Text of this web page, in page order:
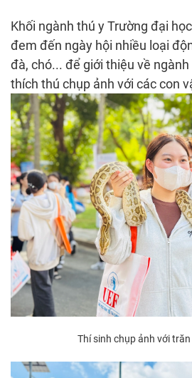
Khối ngành thú y Trường đại
đem đến ngày hội nhiều loại
đà, chó... để giới thiệu về
thích thú chụp ảnh với các con
Thí sinh chụp ảnh với trăn